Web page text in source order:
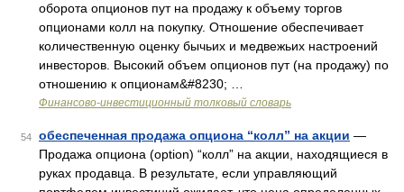
оборота опционов пут на продажу к объему торгов
опционами колл на покупку. Отношение обеспечивает
количественную оценку бычьих и медвежьих настроений
инвесторов. Высокий объем опционов пут (на продажу) по
отношению к опционам&#8230; …
Финансово-инвестиционный толковый словарь
54 обеспеченная продажа опциона “колл” на акции —
Продажа опциона (option) “колл” на акции, находящиеся в
руках продавца. В результате, если управляющий